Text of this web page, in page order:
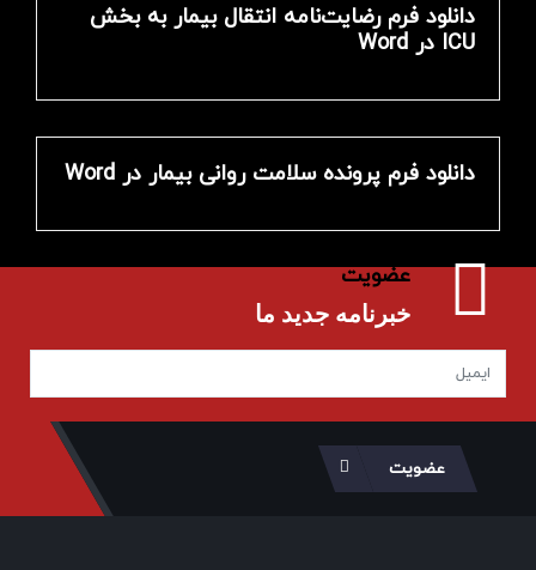
دانلود فرم رضایت‌نامه انتقال بیمار به بخش
ICU در Word
دانلود فرم پرونده سلامت روانی بیمار در Word
عضویت
خبرنامه جدید ما
عضویت